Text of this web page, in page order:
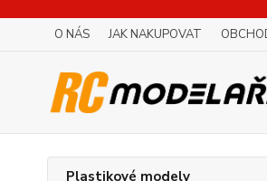
O NÁS JAK NAKUPOVAT
Plastikové modely